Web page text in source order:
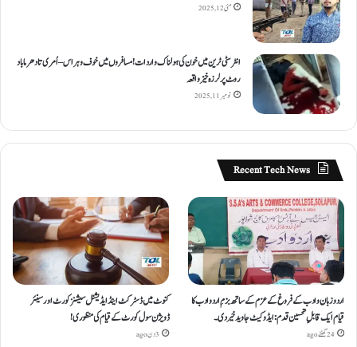
مئی 12, 2025
انٹر سٹی ٹرین میں خون کی ہولناک واردات! مسافروں میں خوف و ہراس – اُمری تا دھرما باد
روٹ پر لرزہ خیز واقعہ
نومبر 11, 2025
Recent Tech News
اردو زبان و ادب کے فروغ کے عزم کے ساتھ بزمِ اردو ادب کا
قیام ایک قابلِ تحسین قدم : ایڈوکیٹ جاوید خیردی۔
24 گھنٹے ago
کنوٹ میں ڈسٹرکٹ اینڈ ایڈیشنل سیشنز کورٹ اور سینئر
ڈویژن سول کورٹ کے قیام کی منظوری!
3 دن ago